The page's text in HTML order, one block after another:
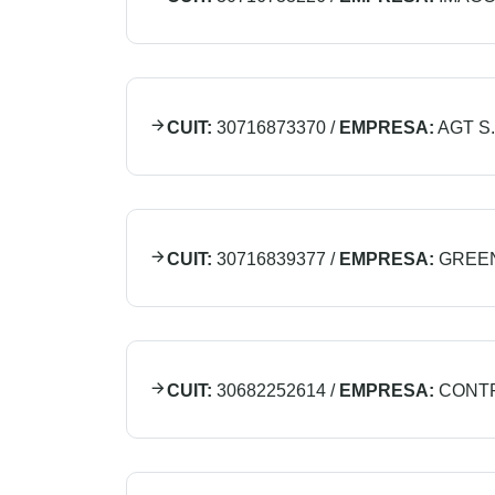
CUIT: 30716873370 / EMPRESA: AGT
CUIT: 30716839377 / EMPRESA:
CUIT: 30682252614 / EMPRESA: